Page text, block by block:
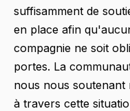
suffisamment de
en place afin
compagnie ne soit
portes. La
nous nous soutenant
à travers cette